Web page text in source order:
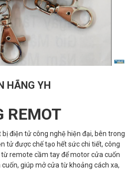
HÃNG YH
REMOT
bị điện tử công nghệ hiện đại, bên trong
tử được chế tạo hết sức chi tiết, công
remote cầm tay để motor cửa cuốn
giúp mở cửa từ khoảng cách xa,